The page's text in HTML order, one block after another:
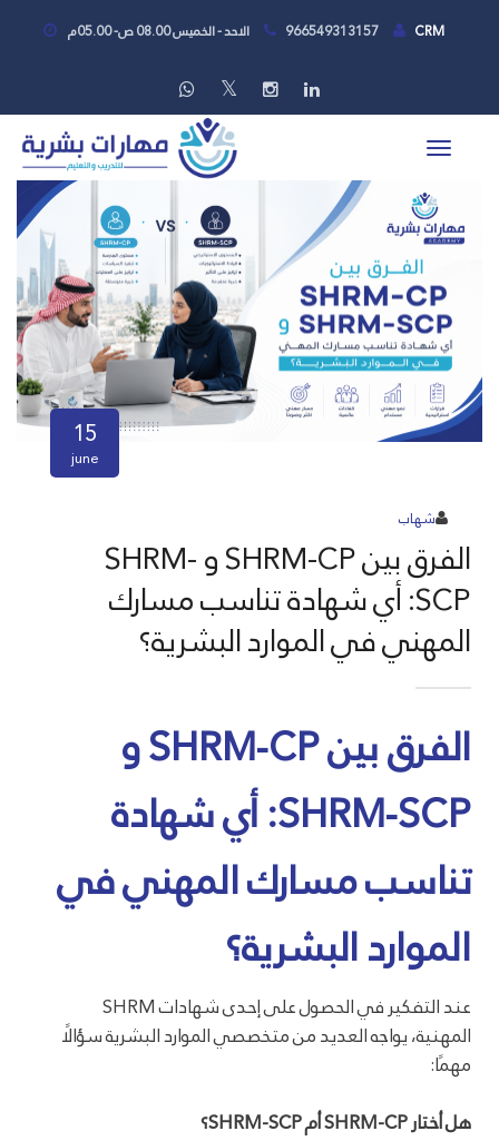
الاحد - الخميس 08.00 ص- 05.00م 966549313157 CRM
15
june
شهاب
الفرق بين SHRM-CP و SHRM-
SCP: أي شهادة تناسب مسارك
المهني في الموارد البشرية؟
الفرق بين SHRM-CP و
SHRM-SCP: أي شهادة
تناسب مسارك المهني في
الموارد البشرية؟
عند التفكير في الحصول على إحدى شهادات SHRM
المهنية، يواجه العديد من متخصصي الموارد البشرية سؤالًا
مهمًا:
هل أختار SHRM-CP أم SHRM-SCP؟